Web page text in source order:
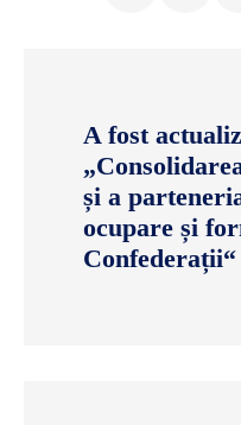
A fost
și a
ocupare și
Confederații“